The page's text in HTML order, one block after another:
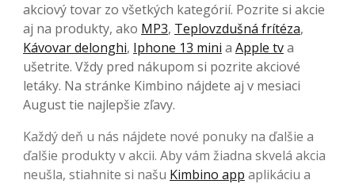
akciový tovar zo všetkých kategórií. Pozrite si akcie
aj na produkty, ako MP3, Teplovzdušná frítéza,
Kávovar delonghi, Iphone 13 mini a Apple tva
ušetrite. Vždy pred nákupom si pozrite akciové
letáky. Na stránke Kimbino nájdete aj v mesiaci
August tie najlepšie zľavy.
Každý deň u nás nájdete nové ponuky na ďalšie a
ďalšie produkty v akcii. Aby vám žiadna skvelá akcia
neušla, stiahnite si našu Kimbino app aplikáciu a